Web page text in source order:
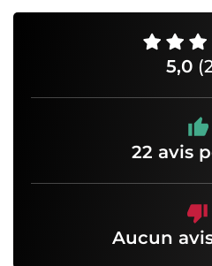
5,0
22 avis
Aucun